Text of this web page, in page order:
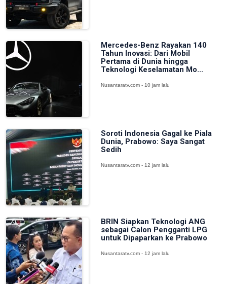
Mercedes-Benz Rayakan 140
Tahun Inovasi: Dari Mobil
Pertama di Dunia hingga
Teknologi Keselamatan Mo...
Nusantaratv.com - 10 jam lalu
Soroti Indonesia Gagal ke Piala
Dunia, Prabowo: Saya Sangat
Sedih
Nusantaratv.com - 12 jam lalu
BRIN Siapkan Teknologi ANG
sebagai Calon Pengganti LPG
untuk Dipaparkan ke Prabowo
Nusantaratv.com - 12 jam lalu